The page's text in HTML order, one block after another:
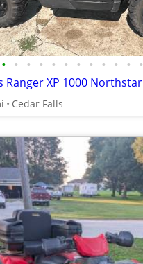
• • • • • • • • • • • •
Ranger XP 1000 Northstar
Cedar Falls